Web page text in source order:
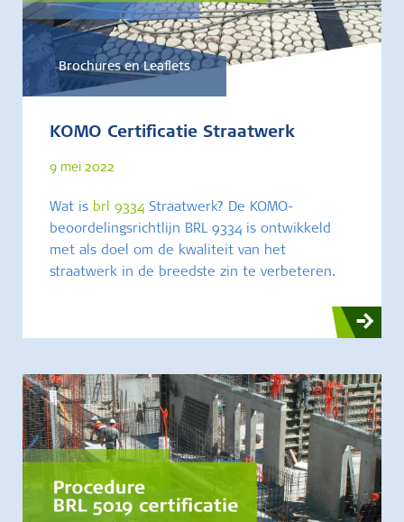
Brochures en Leaflets
KOMO Certificatie Straatwerk
9 mei 2022
Wat is brl 9334 Straatwerk? De KOMO-
beoordelingsrichtlijn BRL 9334 is ontwikkeld
met als doel om de kwaliteit van het
straatwerk in de breedste zin te verbeteren.